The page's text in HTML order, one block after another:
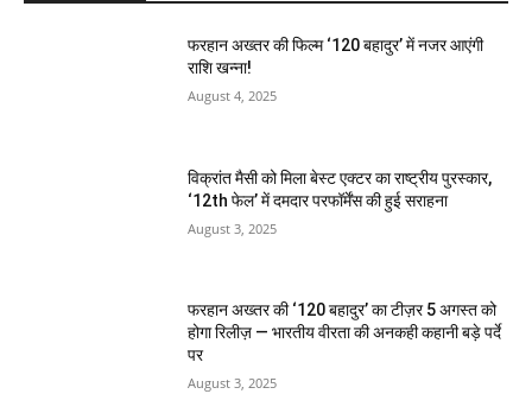
फरहान अख्तर की फिल्म ‘120 बहादुर’ में नजर आएंगी
राशि खन्ना!
August 4, 2025
विक्रांत मैसी को मिला बेस्ट एक्टर का राष्ट्रीय पुरस्कार,
‘12th फेल’ में दमदार परफॉर्मेंस की हुई सराहना
August 3, 2025
फरहान अख्तर की ‘120 बहादुर’ का टीज़र 5 अगस्त को
होगा रिलीज़ — भारतीय वीरता की अनकही कहानी बड़े पर्दे
पर
August 3, 2025